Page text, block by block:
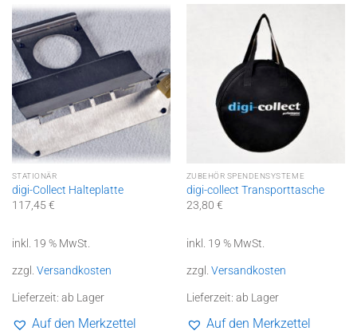
STATIONÄR
digi-Collect Halteplatte
117,45 €
inkl. 19 % MwSt.
zzgl. Versandkosten
Lieferzeit: ab Lager
Auf den Merkzettel
ZUBEHÖR SPENDENSYSTEME
digi-collect Transporttasche
23,80 €
inkl. 19 % MwSt.
zzgl. Versandkosten
Lieferzeit: ab Lager
Auf den Merkzettel